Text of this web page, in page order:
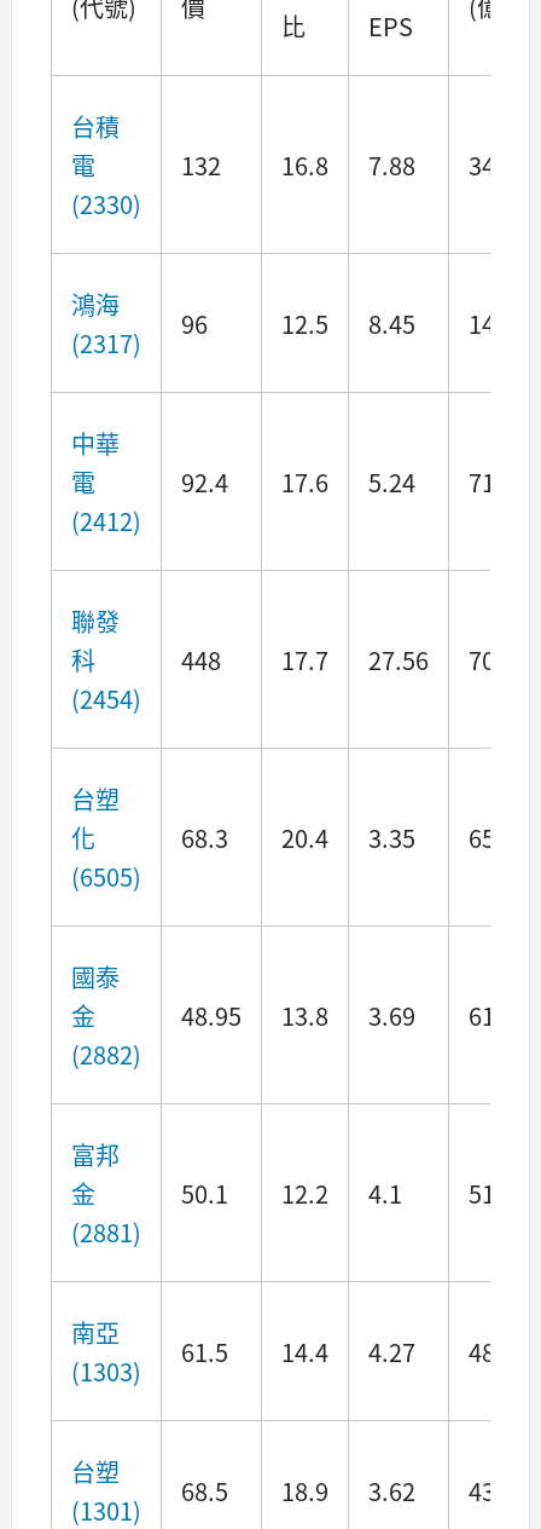
比
EPS
台積
電
(2330)
132 16.8 7.88
鴻海
(2317)
96 12.5 8.45
中華
電
(2412)
92.4 17.6 5.24 7167.8
聯發
科
(2454)
448 17.7 27.56 7038.1
台塑
化
(6505)
68.3 20.4 3.35 6506.3
國泰
金
(2882)
48.95 13.8 3.69 6149.7
富邦
金
(2881)
50.1 12.2 4.1 5127
南亞
(1303)
61.5 14.4 4.27 4877.4
台塑
(1301)
68.5 18.9 3.62 4360.5